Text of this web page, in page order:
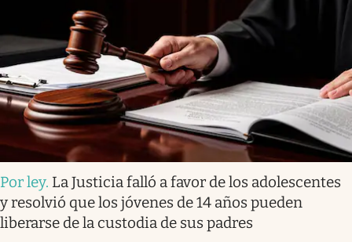
Por ley. La Justicia falló a favor de los adolescentes
y resolvió que los jóvenes de 14 años pueden
liberarse de la custodia de sus padres